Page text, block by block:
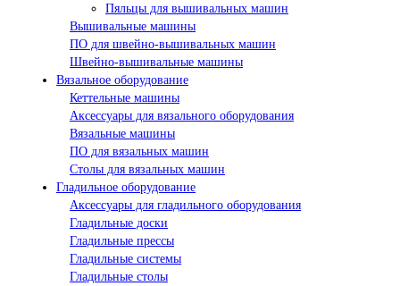
Пяльцы для вышивальных машин
Вышивальные машины
ПО для швейно-вышивальных машин
Швейно-вышивальные машины
Вязальное оборудование
Кеттельные машины
Аксессуары для вязального оборудования
Вязальные машины
ПО для вязальных машин
Столы для вязальных машин
Гладильное оборудование
Аксессуары для гладильного оборудования
Гладильные доски
Гладильные прессы
Гладильные системы
Гладильные столы